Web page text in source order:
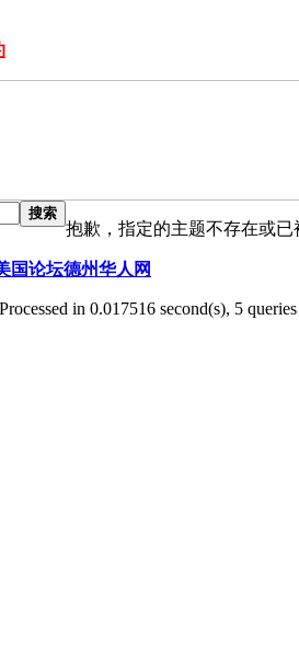
搜索
抱歉，指定的主题不存在或
国论坛德州华人网
in 0.017516 second(s), 5